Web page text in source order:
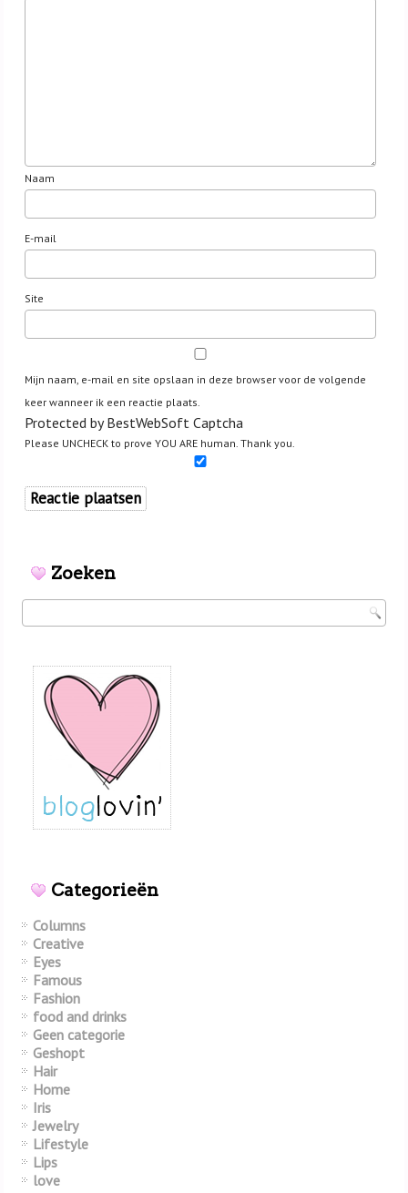
Naam
E-mail
Site
Mijn naam, e-mail en site opslaan in deze browser voor de volgende
keer wanneer ik een reactie plaats.
Protected by BestWebSoft Captcha
Please UNCHECK to prove YOU ARE human. Thank you.
Zoeken
Categorieën
Columns
Creative
Eyes
Famous
Fashion
food and drinks
Geen categorie
Geshopt
Hair
Home
Iris
Jewelry
Lifestyle
Lips
love